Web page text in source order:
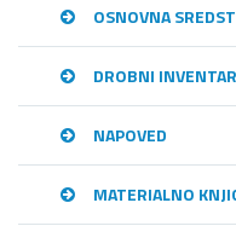
OSNOVNA
DROBNI
NAPOVED
MATERIALNO